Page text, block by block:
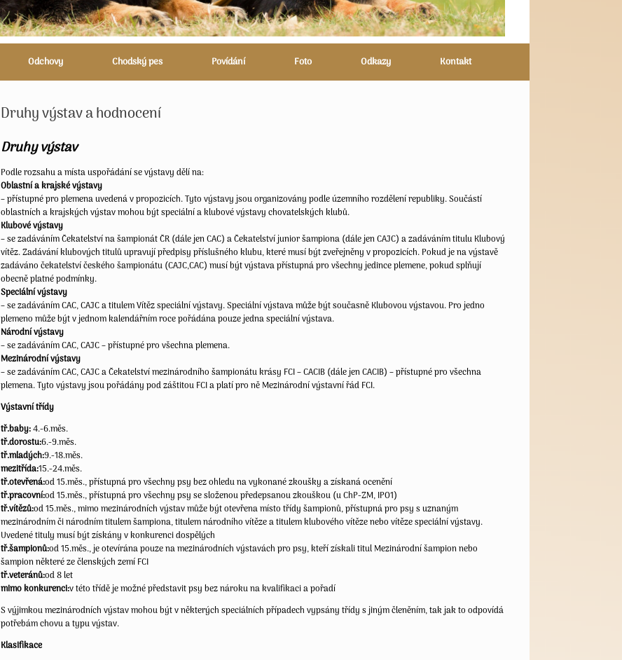
Odchovy Chodský pes Povídání Foto Odkazy Kontakt
Druhy výstav a hodnocení
Druhy výstav
Podle rozsahu a místa uspořádání se výstavy dělí na:
Oblastní a krajské výstavy
– přístupné pro plemena uvedená v propozicích. Tyto výstavy jsou organizovány podle územního rozdělení republiky. Součástí
oblastních a krajských výstav mohou být speciální a klubové výstavy chovatelských klubů.
Klubové výstavy
– se zadáváním Čekatelství na šampionát ČR (dále jen CAC) a Čekatelství junior šampiona (dále jen CAJC) a zadáváním titulu Klubový
vítěz. Zadávání klubových titulů upravují předpisy příslušného klubu, které musí být zveřejněny v propozicích. Pokud je na výstavě
zadáváno čekatelství českého šampionátu (CAJC,CAC) musí být výstava přístupná pro všechny jedince plemene, pokud splňují
obecně platné podmínky.
Speciální výstavy
– se zadáváním CAC, CAJC a titulem Vítěz speciální výstavy. Speciální výstava může být současně Klubovou výstavou. Pro jedno
plemeno může být v jednom kalendářním roce pořádána pouze jedna speciální výstava.
Národní výstavy
– se zadáváním CAC, CAJC – přístupné pro všechna plemena.
Mezinárodní výstavy
– se zadáváním CAC, CAJC a Čekatelství mezinárodního šampionátu krásy FCI – CACIB (dále jen CACIB) – přístupné pro všechna
plemena. Tyto výstavy jsou pořádány pod záštitou FCI a platí pro ně Mezinárodní výstavní řád FCI.
Výstavní třídy
tř.baby:4.-6.měs.
tř.dorostu:6.-9.měs.
tř.mladých:9.-18.měs.
mezitřída:15.-24.měs.
tř.otevřená:od 15.měs., přístupná pro všechny psy bez ohledu na vykonané zkoušky a získaná ocenění
tř.pracovní:od 15.měs., přístupná pro všechny psy se složenou předepsanou zkouškou (u ChP-ZM, IPO1)
tř.vítězů:od 15.měs., mimo mezinárodních výstav může být otevřena místo třídy šampionů, přístupná pro psy s uznaným
mezinárodním či národním titulem šampiona, titulem národního vítěze a titulem klubového vítěze nebo vítěze speciální výstavy.
Uvedené tituly musí být získány v konkurenci dospělých
tř.šampionů:od 15.měs., je otevírána pouze na mezinárodních výstavách pro psy, kteří získali titul Mezinárodní šampion nebo
šampion některé ze členských zemí FCI
tř.veteránů:od 8 let
mimo konkurenci:v této třídě je možné představit psy bez nároku na kvalifikaci a pořadí
S výjimkou mezinárodních výstav mohou být v některých speciálních případech vypsány třídy s jiným členěním, tak jak to odpovídá
potřebám chovu a typu výstav.
Klasifikace